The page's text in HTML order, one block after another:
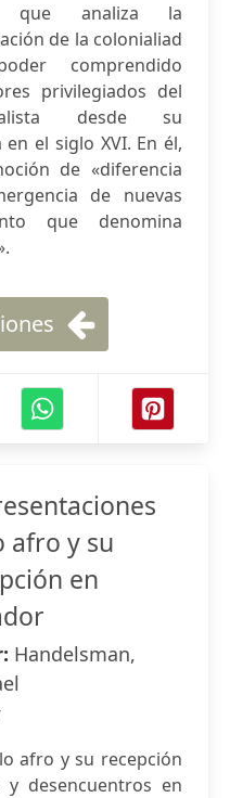
que analiza la
de la colonialiad
comprendido
privilegiados del
desde su
el siglo XVI. En él,
de «diferencia
de nuevas
que denomina
afro y su
en
Handelsman,
afro y su recepción
y desencuentros en